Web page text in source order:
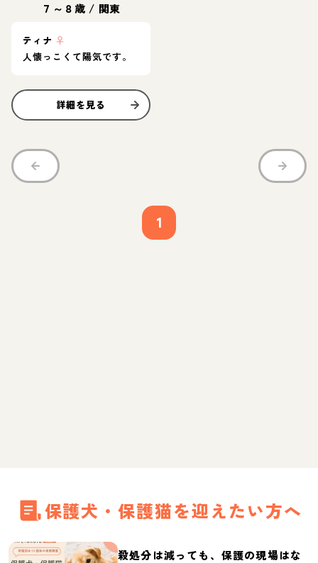
７～８歳 / 関東
ティナ ♀
人懐っこくて陽気です。
詳細を見る
1
保護犬・保護猫を迎えたい方へ
殺処分は減っても、保護の現場はな